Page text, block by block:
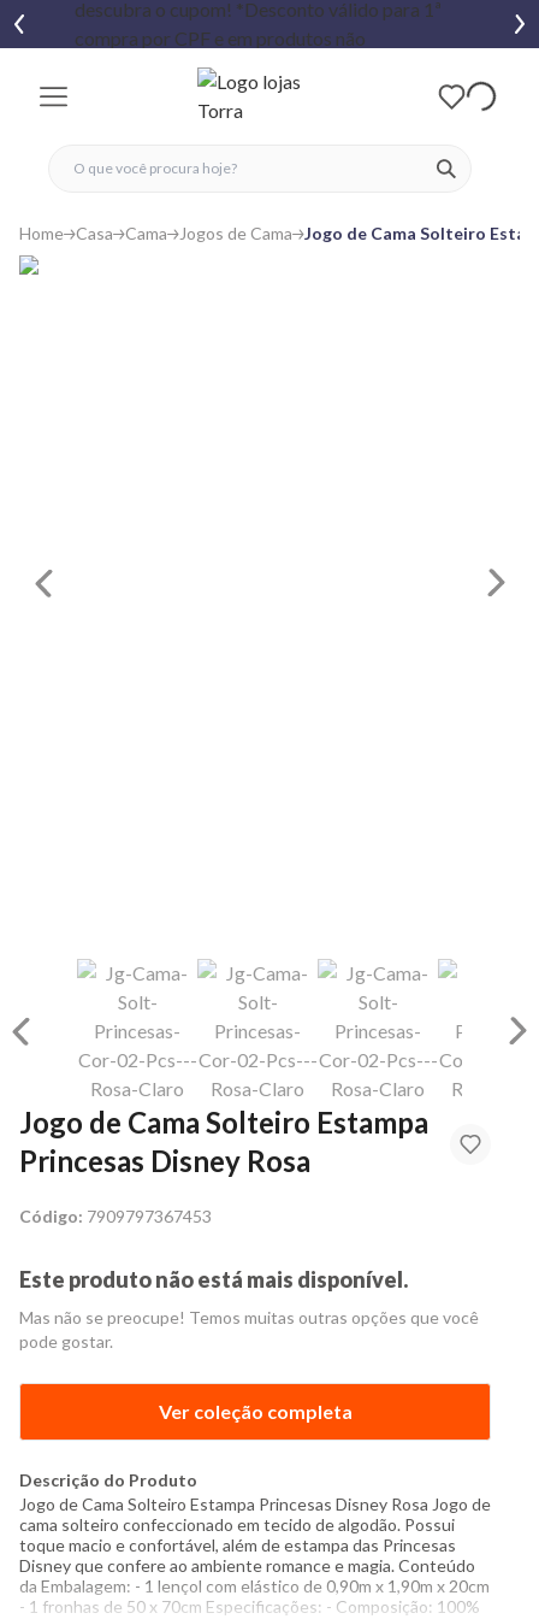
ver
fechar menu
fechar menu
favoritos
Home Casa Cama Jogos de Cama Jogo de Cama Solteiro
Jogo de Cama Solteiro Estampa
Princesas Disney Rosa
Código: 7909797367453
Este produto não está mais disponível.
Mas não se preocupe! Temos muitas outras opções que você
pode gostar.
Ver coleção completa
Descrição do Produto
Jogo de Cama Solteiro Estampa Princesas Disney Rosa Jogo de
cama solteiro confeccionado em tecido de algodão. Possui
toque macio e confortável, além de estampa das Princesas
Disney que confere ao ambiente romance e magia. Conteúdo
da Embalagem: - 1 lençol com elástico de 0,90m x 1,90m x 20cm
- 1 fronhas de 50 x 70cm Especificações: - Composição: 100%